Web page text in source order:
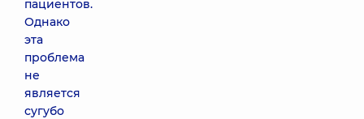
пациентов.
Однако
эта
проблема
не
является
сугубо